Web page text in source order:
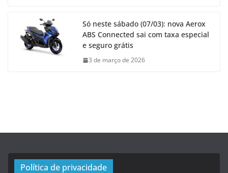
Só neste sábado (07/03): nova Aerox
ABS Connected sai com taxa especial
e seguro grátis
3 de março de 2026
Política de privacidade